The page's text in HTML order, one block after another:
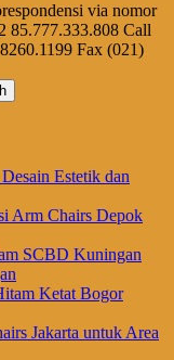
via nomor
85.777.333.808 Call
Fax (021)
Estetik dan
Arm Chairs Depok
SCBD Kuningan
Ketat Bogor
Jakarta untuk Area